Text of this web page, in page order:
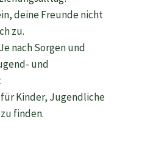
deine Freunde nicht
zu.
nach Sorgen und
und
Kinder, Jugendliche
finden.